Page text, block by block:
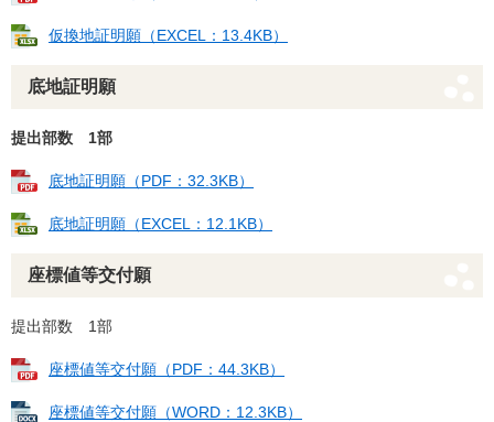
仮換地証明願（EXCEL：13.4KB）
底地証明願
提出部数 1部
底地証明願（PDF：32.3KB）
底地証明願（EXCEL：12.1KB）
座標値等交付願
提出部数 1部
座標値等交付願（PDF：44.3KB）
座標値等交付願（WORD：12.3KB）